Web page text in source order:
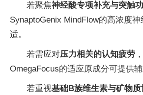
若聚焦神经酸专项补充与突触
SynaptoGenix MindFlow的高浓度
适。
若需应对压力相关的认知疲劳
OmegaFocus的适应原成分可提供辅
若重视基础B族维生素与矿物质